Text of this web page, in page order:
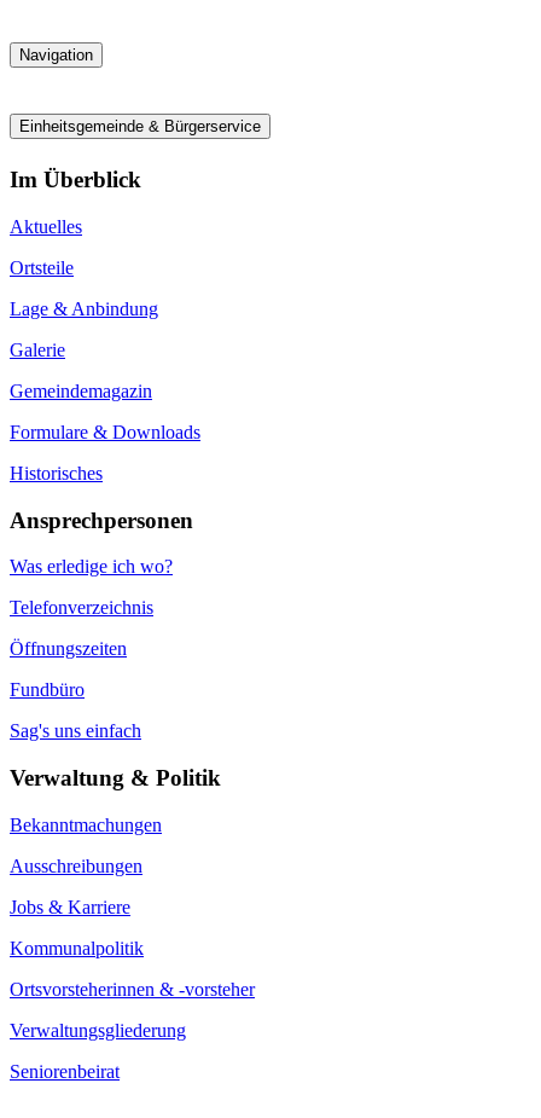
Navigation
Einheitsgemeinde & Bürgerservice
Im Überblick
Aktuelles
Ortsteile
Lage & Anbindung
Galerie
Gemeindemagazin
Formulare & Downloads
Historisches
Ansprechpersonen
Was erledige ich wo?
Telefonverzeichnis
Öffnungszeiten
Fundbüro
Sag's uns einfach
Verwaltung & Politik
Bekanntmachungen
Ausschreibungen
Jobs & Karriere
Kommunalpolitik
Ortsvorsteherinnen & -vorsteher
Verwaltungsgliederung
Seniorenbeirat